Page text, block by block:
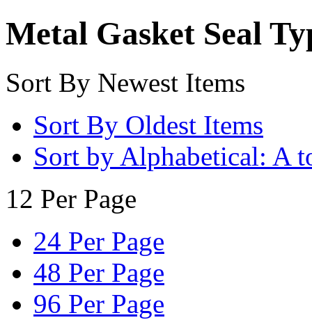
Metal Gasket Seal
Sort By Newest Items
Sort By Oldest Items
Sort by Alphabetical: A
12 Per Page
24 Per Page
48 Per Page
96 Per Page